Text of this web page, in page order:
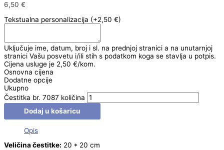
6,50 €
Tekstualna personalizacija (+2,50 €)
Uključuje ime, datum, broj i sl. na prednjoj stranici a na unutarnjoj
stranici Vašu posvetu i/ili stih s podatkom koga se stavlja u potpis.
Cijena usluge je 2,50 €/kom.
Osnovna cijena
Dodatne opcije
Ukupno
Čestitka br. 7087 količina
Dodaj u košaricu
Opis
Veličina čestitke: 20 * 20 cm